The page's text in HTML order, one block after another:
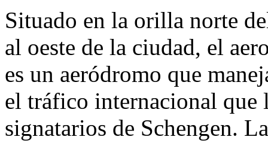
Situado en la orilla norte
al oeste de la ciudad, el
es un aeródromo que
el tráfico internacional que
signatarios de Schengen.